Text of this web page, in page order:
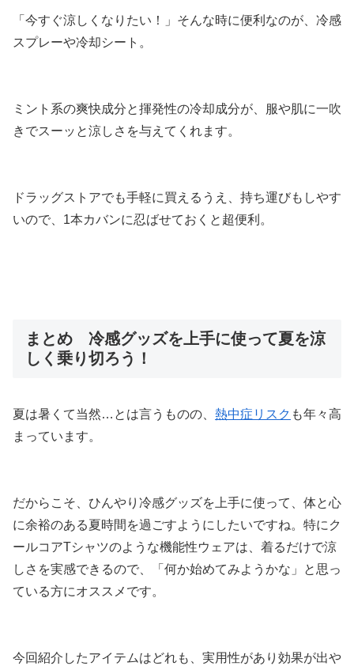
「今すぐ涼しくなりたい！」そんな時に便利なのが、冷感
スプレーや冷却シート。
ミント系の爽快成分と揮発性の冷却成分が、服や肌に一吹
きでスーッと涼しさを与えてくれます。
ドラッグストアでも手軽に買えるうえ、持ち運びもしやす
いので、1本カバンに忍ばせておくと超便利。
まとめ 冷感グッズを上手に使って夏を涼
しく乗り切ろう！
夏は暑くて当然…とは言うものの、 熱中症リスク も年々高
まっています。
だからこそ、ひんやり冷感グッズを上手に使って、体と心
に余裕のある夏時間を過ごすようにしたいですね。特にク
ールコアTシャツのような機能性ウェアは、着るだけで涼
しさを実感できるので、「何か始めてみようかな」と思っ
ている方にオススメです。
今回紹介したアイテムはどれも、実用性があり効果が出や